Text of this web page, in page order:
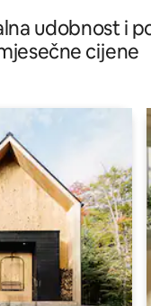
udobnost i
cijene